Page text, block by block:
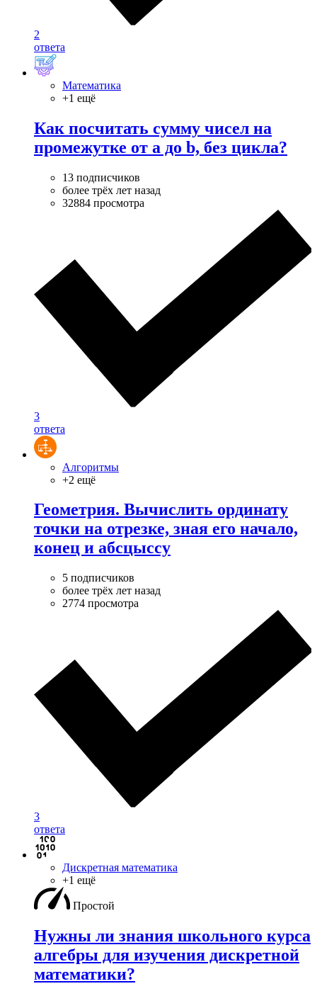
2
ответа
Математика
+1 ещё
Как посчитать сумму чисел на
промежутке от a до b, без цикла?
13 подписчиков
более трёх лет назад
32884 просмотра
3
ответа
Алгоритмы
+2 ещё
Геометрия. Вычислить ординату
точки на отрезке, зная его начало,
конец и абсцыссу
5 подписчиков
более трёх лет назад
2774 просмотра
3
ответа
Дискретная математика
+1 ещё
Простой
Нужны ли знания школьного курса
алгебры для изучения дискретной
математики?